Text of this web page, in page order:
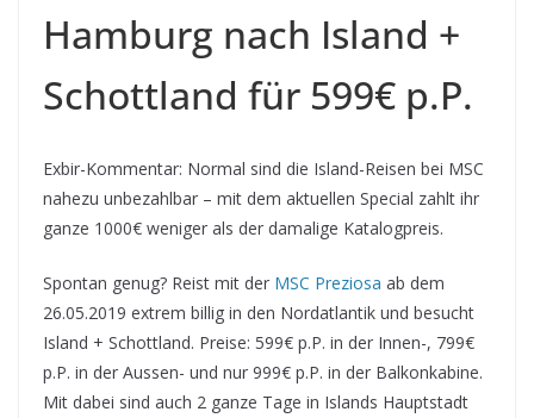
Hamburg nach Island +
Schottland für 599€ p.P.
Exbir-Kommentar: Normal sind die Island-Reisen bei MSC
nahezu unbezahlbar – mit dem aktuellen Special zahlt ihr
ganze 1000€ weniger als der damalige Katalogpreis.
Spontan genug? Reist mit der MSC Preziosa ab dem
26.05.2019 extrem billig in den Nordatlantik und besucht
Island + Schottland. Preise: 599€ p.P. in der Innen-, 799€
p.P. in der Aussen- und nur 999€ p.P. in der Balkonkabine.
Mit dabei sind auch 2 ganze Tage in Islands Hauptstadt